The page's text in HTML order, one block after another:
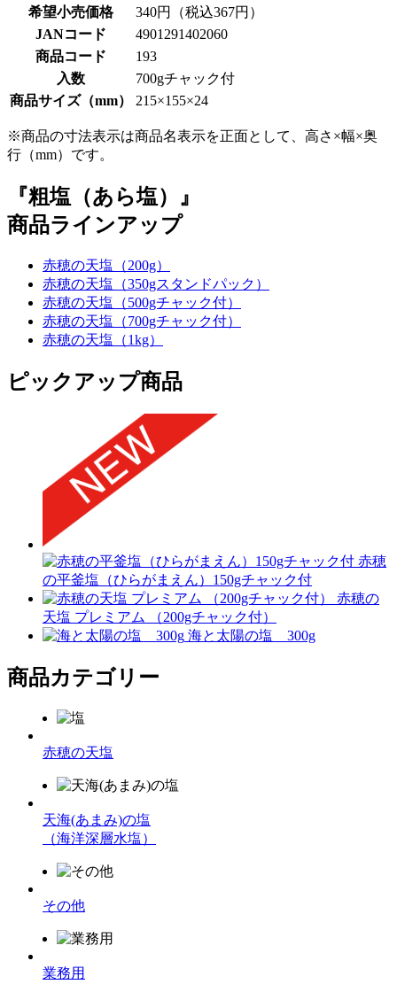
希望小売価格
340円（税込367円）
JANコード
4901291402060
商品コード
193
入数
700gチャック付
商品サイズ（mm）
215×155×24
※商品の寸法表示は商品名表示を正面として、高さ×幅×奥
行（mm）です。
『粗塩（あら塩）』
商品ラインアップ
赤穂の天塩（200g）
赤穂の天塩（350gスタンドパック）
赤穂の天塩（500gチャック付）
赤穂の天塩（700gチャック付）
赤穂の天塩（1kg）
ピックアップ商品
赤穂
の平釜塩（ひらがまえん）150gチャック付
赤穂の
天塩 プレミアム （200gチャック付）
海と太陽の塩 300g
商品カテゴリー
赤穂の天塩
天海(あまみ)の塩
（海洋深層水塩）
その他
業務用